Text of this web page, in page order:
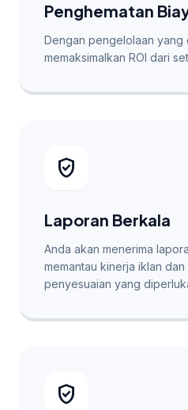
Penghematan
Dengan pengelolaan yang
memaksimalkan ROI dari
verified_user
Laporan Berkala
Anda akan menerima
memantau kinerja iklan dan
penyesuaian yang
verified_user